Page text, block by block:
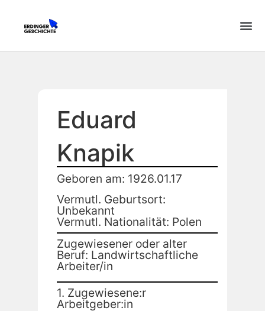
Eduard
Knapik
Geboren am: 1926.01.17
Vermutl. Geburtsort:
Unbekannt
Vermutl. Nationalität: Polen
Zugewiesener oder alter
Beruf: Landwirtschaftliche
Arbeiter/in
1. Zugewiesene:r
Arbeitgeber:in